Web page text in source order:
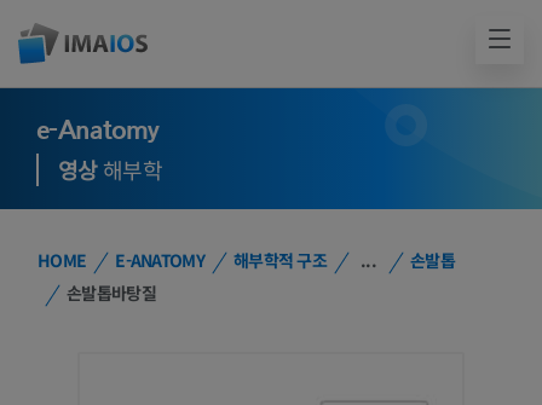
e-Anatomy
영상해부학
HOME E-ANATOMY 해부학적 구조 ...
손발톱
손발톱바탕질